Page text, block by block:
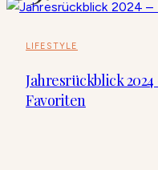
LIFESTYLE
Jahresrückblick
Favoriten